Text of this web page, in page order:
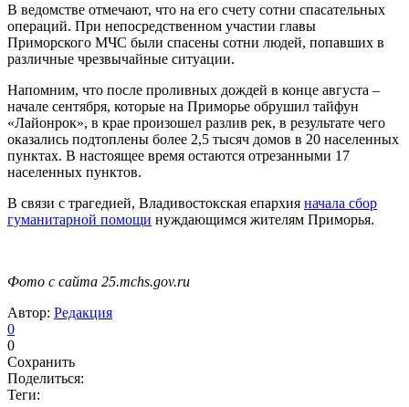
В ведомстве отмечают, что на его счету сотни спасательных
операций. При непосредственном участии главы
Приморского МЧС были спасены сотни людей, попавших в
различные чрезвычайные ситуации.
Напомним, что после проливных дождей в конце августа –
начале сентября, которые на Приморье обрушил тайфун
«Лайонрок», в крае произошел разлив рек, в результате чего
оказались подтоплены более 2,5 тысяч домов в 20 населенных
пунктах. В настоящее время остаются отрезанными 17
населенных пунктов.
В связи с трагедией, Владивостокская епархия начала сбор
гуманитарной помощи нуждающимся жителям Приморья.
Фото с сайта 25.mchs.gov.ru
Автор: Редакция
0
0
Сохранить
Поделиться:
Теги: